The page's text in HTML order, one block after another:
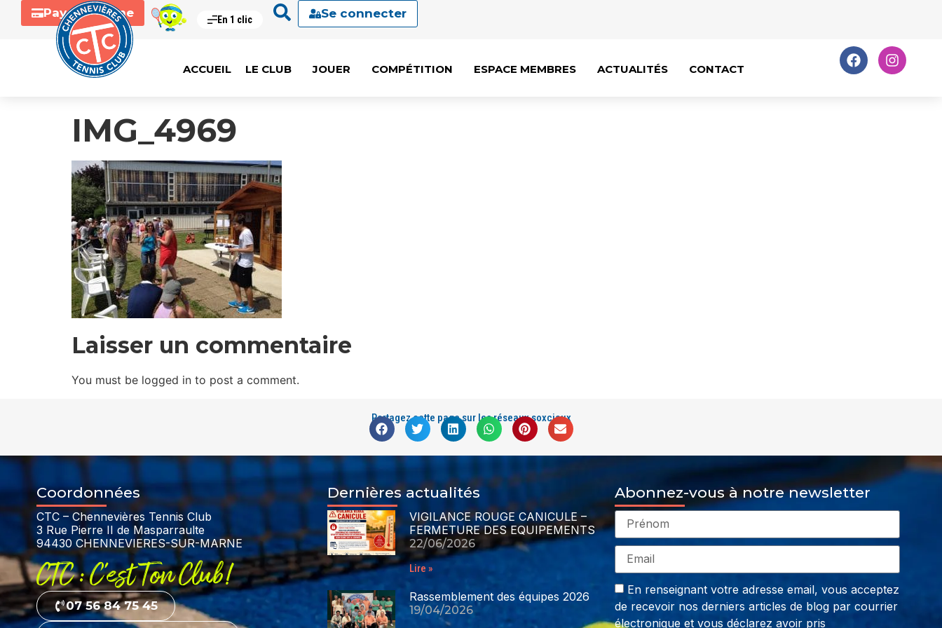
Payer en ligne En 1 clic Se connecter
ACCUEIL LE CLUB JOUER COMPÉTITION ESPACE MEMBRES ACTUALITÉS CONTACT
IMG_4969
Laisser un commentaire
You must be logged in to post a comment.
Partagez cette page sur les réseaux soxciaux
Coordonnées
CTC – Chennevières Tennis Club
3 Rue Pierre II de Masparraulte
94430 CHENNEVIERES-SUR-MARNE
CTC : C'est Ton Club!
07 56 84 75 45
Dernières actualités
VIGILANCE ROUGE CANICULE –
FERMETURE DES EQUIPEMENTS
22/06/2026
Lire »
Rassemblement des équipes 2026
19/04/2026
Abonnez-vous à notre newsletter
En renseignant votre adresse email, vous acceptez
de recevoir nos derniers articles de blog par courrier
électronique et vous déclarez avoir pris